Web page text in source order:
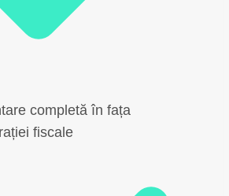
completă în fața
fiscale